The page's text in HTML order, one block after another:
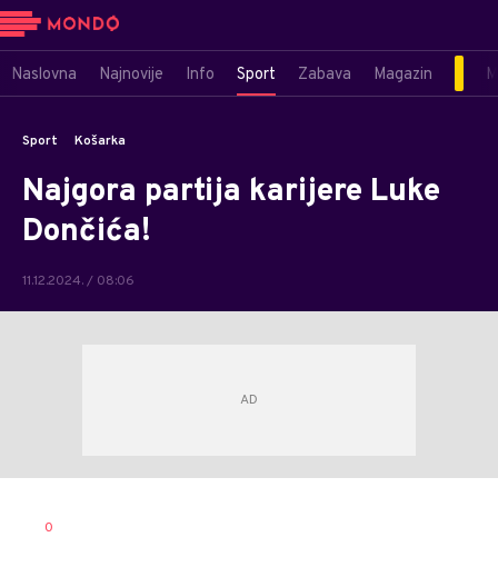
Naslovna Najnovije Info Sport Zabava Magazin
Sport Košarka
Najgora partija karijere Luke
Dončića!
11.12.2024. / 08:06
AUTOR
0